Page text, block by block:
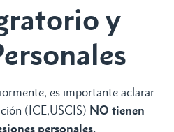
y
es importante aclarar
(ICE,USCIS) NO tienen
personales.